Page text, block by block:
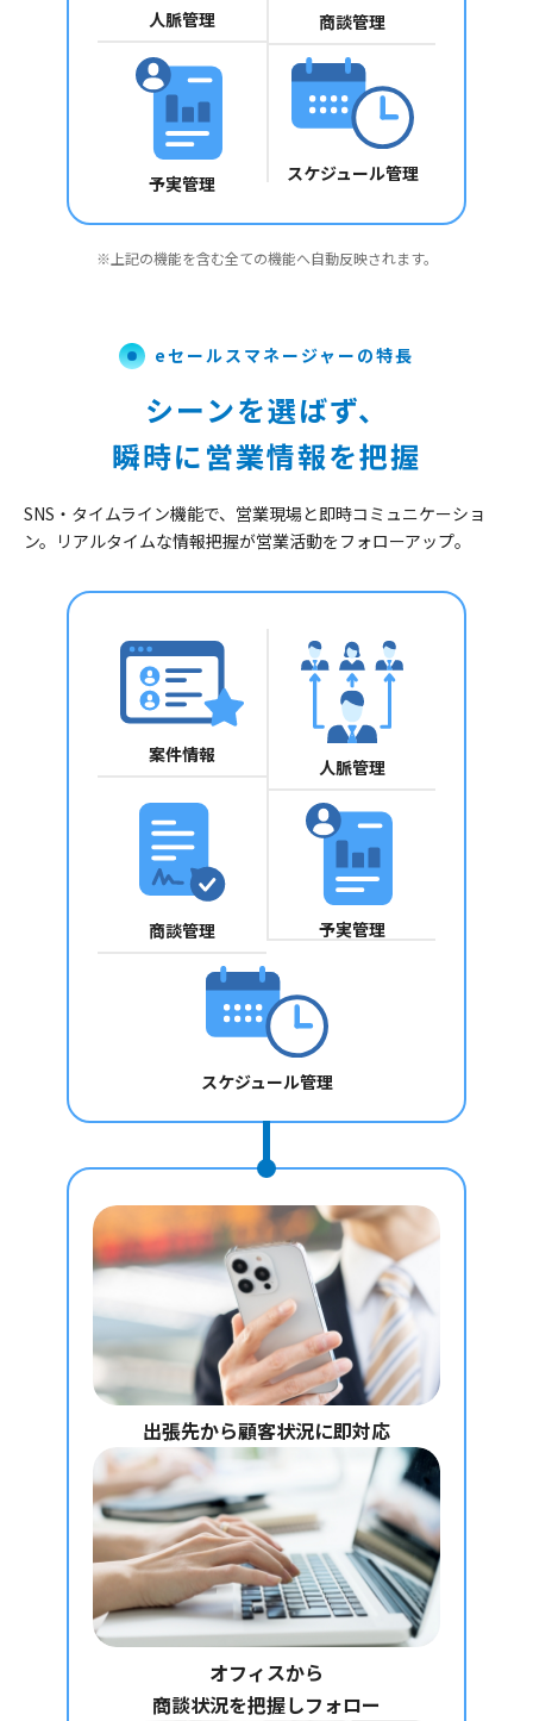
人脈管理 商談管理
予実管理 スケジュール管理
※上記の機能を含む全ての機能へ自動反映されます。
eセールスマネージャーの特長
シーンを選ばず、
瞬時に営業情報を把握
SNS・タイムライン機能で、営業現場と即時コミュニケーショ
ン。 リアルタイムな情報把握が営業活動をフォローアップ。
案件情報
人脈管理
商談管理 予実管理
スケジュール管理
出張先から顧客状況に即対応
オフィスから
商談状況を把握しフォロー